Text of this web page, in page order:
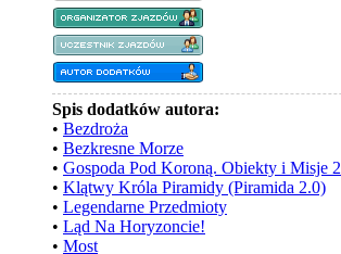
Spis dodatków autora:
• Bezdroża
• Bezkresne Morze
• Gospoda Pod Koroną. Obiekty i Misje 2
• Klątwy Króla Piramidy (Piramida 2.0)
• Legendarne Przedmioty
• Ląd Na Horyzoncie!
• Most